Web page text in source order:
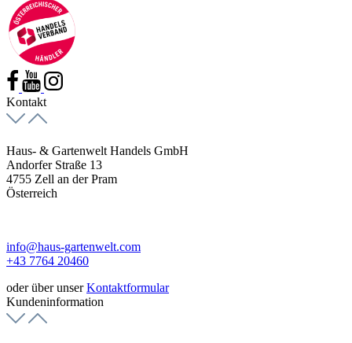
Kontakt
Haus- & Gartenwelt Handels GmbH
Andorfer Straße 13
4755 Zell an der Pram
Österreich
info@haus-gartenwelt.com
+43 7764 20460
oder über unserKontaktformular
Kundeninformation